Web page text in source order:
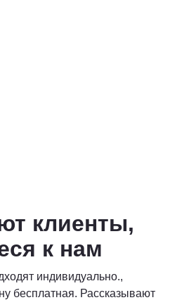
клиенты,
к нам
индивидуально.,
бесплатная. Рассказывают